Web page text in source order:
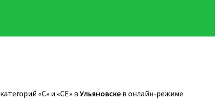
«C» и «CE» в Ульяновске в онлайн-режиме.